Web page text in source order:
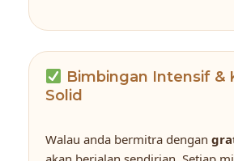
Bimbingan Intensif &
Solid
Walau anda bermitra dengan